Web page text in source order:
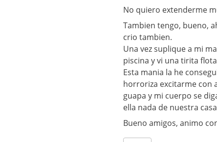
No quiero extenderme
Tambien tengo, bueno,
crio tambien.
Una vez suplique a mi
piscina y vi una tirita
Esta mania la he
horroriza excitarme con
guapa y mi cuerpo se
ella nada de nuestra
Bueno amigos, animo